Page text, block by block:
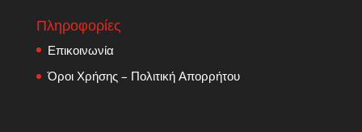
Πληροφορίες
Επικοινωνία
Όροι Χρήσης – Πολιτική Απορρήτου